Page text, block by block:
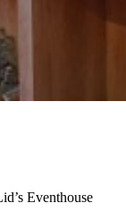
Eventhouse